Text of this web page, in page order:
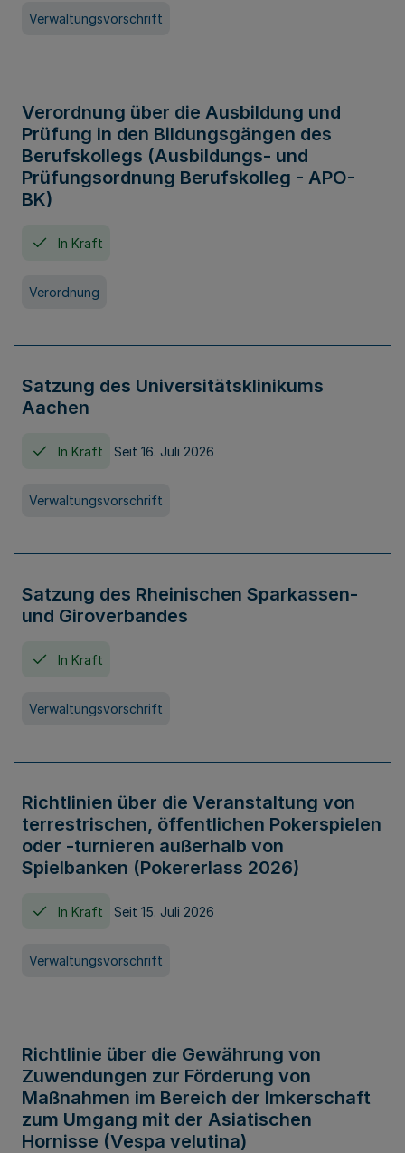
Verwaltungsvorschrift
Verordnung über die Ausbildung und
Prüfung in den Bildungsgängen des
Berufskollegs (Ausbildungs- und
Prüfungsordnung Berufskolleg - APO-
BK)
In Kraft
Verordnung
Satzung des Universitätsklinikums
Aachen
In Kraft Seit 16. Juli 2026
Verwaltungsvorschrift
Satzung des Rheinischen Sparkassen-
und Giroverbandes
In Kraft
Verwaltungsvorschrift
Richtlinien über die Veranstaltung von
terrestrischen, öffentlichen Pokerspielen
oder -turnieren außerhalb von
Spielbanken (Pokererlass 2026)
In Kraft Seit 15. Juli 2026
Verwaltungsvorschrift
Richtlinie über die Gewährung von
Zuwendungen zur Förderung von
Maßnahmen im Bereich der Imkerschaft
zum Umgang mit der Asiatischen
Hornisse (Vespa velutina)